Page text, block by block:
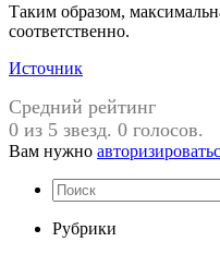
Таким образом,
соответственно.
Источник
Средний рейтинг
0 из 5 звезд. 0 голосов.
Вам нужно
Рубрики